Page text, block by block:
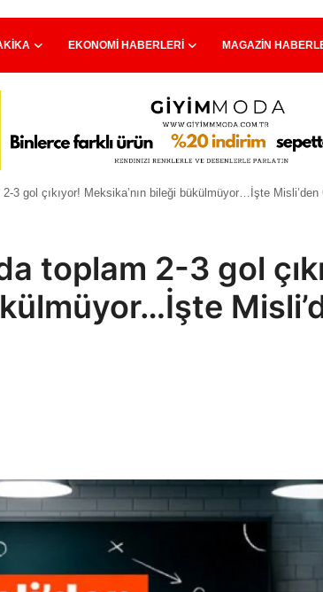
EKONOMI HABERLERI MAGAZIN
2-3 gol çıkıyor! Meksika’nın bileği bükülmüyor…İşte Misli’den
toplam 2-3 gol